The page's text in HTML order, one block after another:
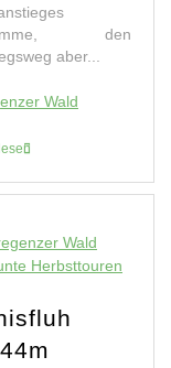
den
aber...
Wald
Wald
Herbsttouren